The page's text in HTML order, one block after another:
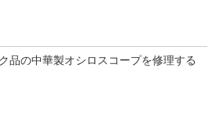
品の中華製オシロスコープを修理する